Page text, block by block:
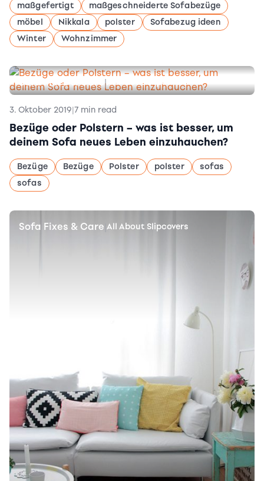
maßgefertigt
maßgeschneiderte Sofabezüge
möbel
Nikkala polster
Sofabezug ideen
Winter
Wohnzimmer
Sofa Fixes & Care | All About Slipcovers
3. Oktober 2019|7 min read
Bezüge oder Polstern – was ist besser, um
deinem Sofa neues Leben einzuhauchen?
Bezüge Bezüge Polster polster
sofas
sofas
Sofa Fixes & Care All About Slipcovers